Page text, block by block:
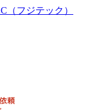
（フジテック）